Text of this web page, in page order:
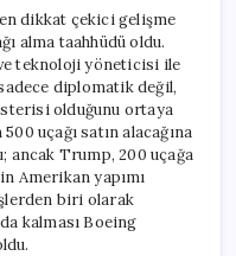
dikkat çekici gelişme
alma taahhüdü oldu.
teknoloji yöneticisi ile
diplomatik değil,
olduğunu ortaya
uçağı satın alacağına
ancak Trump, 200 uçağa
Amerikan yapımı
biri olarak
kalması Boeing